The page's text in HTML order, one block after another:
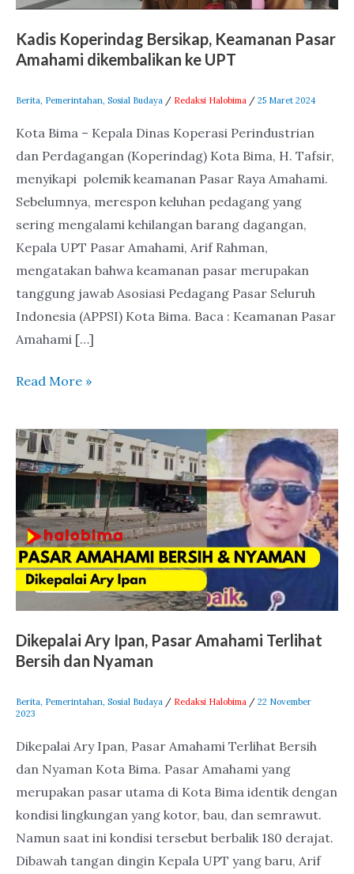
Kadis Koperindag Bersikap, Keamanan Pasar
Amahami dikembalikan ke UPT
Berita, Pemerintahan, Sosial Budaya / Redaksi Halobima / 25 Maret 2024
Kota Bima – Kepala Dinas Koperasi Perindustrian
dan Perdagangan (Koperindag) Kota Bima, H. Tafsir,
menyikapi polemik keamanan Pasar Raya Amahami.
Sebelumnya, merespon keluhan pedagang yang
sering mengalami kehilangan barang dagangan,
Kepala UPT Pasar Amahami, Arif Rahman,
mengatakan bahwa keamanan pasar merupakan
tanggung jawab Asosiasi Pedagang Pasar Seluruh
Indonesia (APPSI) Kota Bima. Baca : Keamanan Pasar
Amahami […]
Read More »
Dikepalai Ary Ipan, Pasar Amahami Terlihat
Bersih dan Nyaman
Berita, Pemerintahan, Sosial Budaya / Redaksi Halobima / 22 November
2023
Dikepalai Ary Ipan, Pasar Amahami Terlihat Bersih
dan Nyaman Kota Bima. Pasar Amahami yang
merupakan pasar utama di Kota Bima identik dengan
kondisi lingkungan yang kotor, bau, dan semrawut.
Namun saat ini kondisi tersebut berbalik 180 derajat.
Dibawah tangan dingin Kepala UPT yang baru, Arif
Dikepalai
Ary
Ipan,
Pasar
Amahami
Terlihat
Bersih